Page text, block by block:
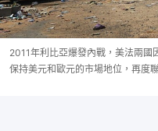
2011年利比亞爆發內戰，美法兩國
保持美元和歐元的市場地位，再度